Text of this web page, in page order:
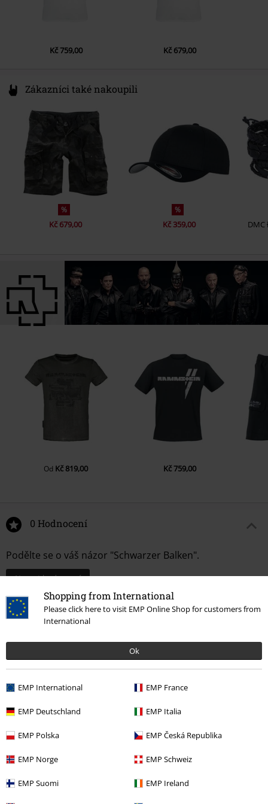
Shopping from International
Please click here to visit EMP Online Shop for customers from
International
Ok
EMP International EMP France
EMP Deutschland EMP Italia
EMP Polska EMP Česká Republika
EMP Norge EMP Schweiz
EMP Suomi EMP Ireland
Kč 759,00 Kč 679,00
Zákazníci také nakoupili
%
Kč 679,00
%
Kč 359,00 DMC
Od Kč 819,00 Kč 759,00
0 Hodnocení
Podělte se o váš názor "Schwarzer Balken".
Napsat hodnocení
Naposledy navštívené